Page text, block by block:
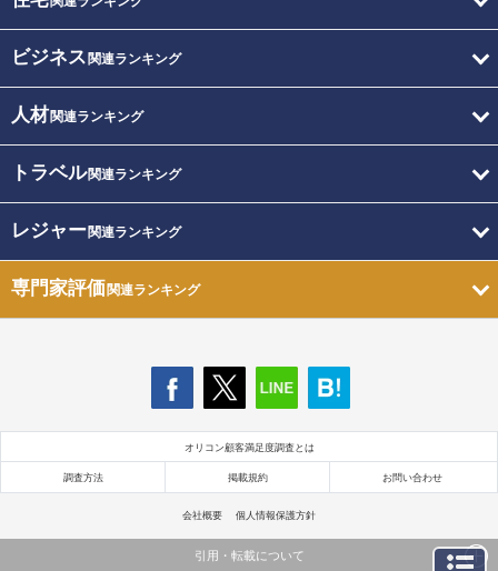
ビジネス 関連ランキング
人材関連ランキング
トラベル関連ランキング
レジャー関連ランキング
専門家評価関連ランキング
オリコン顧客満足度調査とは
調査方法 掲載規約 お問い合わせ
会社概要 個人情報保護方針
引用・転載について